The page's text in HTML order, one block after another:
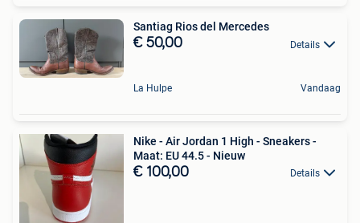
Santiag Rios del Mercedes
€ 50,00 Details
La Hulpe Vandaag
Nike - Air Jordan 1 High - Sneakers -
Maat: EU 44.5 - Nieuw
€ 100,00 Details